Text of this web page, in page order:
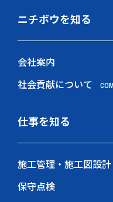
ニチボウを知る
会社案内
社会貢献について
仕事を知る
施工管理・施工図設計
保守点検